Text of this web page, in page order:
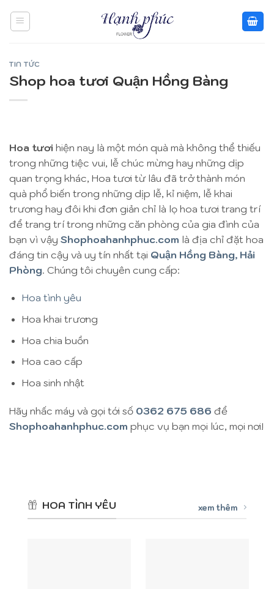
TIN TỨC
Shop hoa tươi Quận Hồng Bàng
Hoa tươi hiện nay là một món quà mà không thể thiếu
trong những tiệc vui, lễ chúc mừng hay những dịp
quan trọng khác, Hoa tươi từ lâu đã trở thành món
quà phổ biến trong những dịp lễ, kỉ niệm, lễ khai
trương hay đôi khi đơn giản chỉ là lọ hoa tươi trang trí
để trang trí trong những căn phòng của gia đình của
bạn vì vậy Shophoahanhphuc.com là địa chỉ đặt hoa
đáng tin cậy và uy tín nhất tại Quận Hồng Bàng, Hải
Phòng. Chúng tôi chuyên cung cấp:
Hoa tình yêu
Hoa khai trương
Hoa chia buồn
Hoa cao cấp
Hoa sinh nhật
Hãy nhấc máy và gọi tới số 0362 675 686 để
Shophoahanhphuc.com phục vụ bạn mọi lúc, mọi nơi!
HOA TÌNH YÊU xem thêm